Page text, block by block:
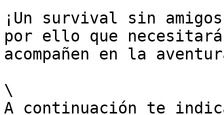
¡Un survival sin
por ello que
acompañen en la
\
A continuación te